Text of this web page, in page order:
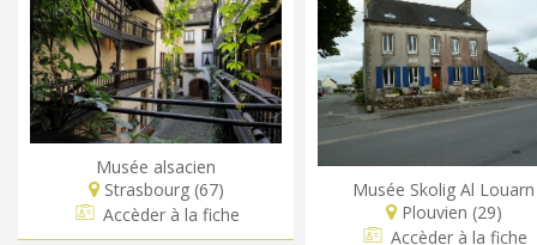
Musée alsacien
Strasbourg (67)
Accèder à la fiche
Musée Skolig Al Louarn
Plouvien (29)
Accèder à la fiche